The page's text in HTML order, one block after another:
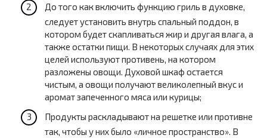
До того как включить функцию гриль в духовке,
следует установить внутрь спальный поддон, в
котором будет скапливаться жир и другая влага, а
также остатки пищи. В некоторых случаях для этих
целей используют противень, на котором
разложены овощи. Духовой шкаф остается
чистым, а овощи получают великолепный вкус и
аромат запеченного мяса или курицы;
Продукты раскладывают на решетке или противне
так, чтобы у них было «личное пространство». В